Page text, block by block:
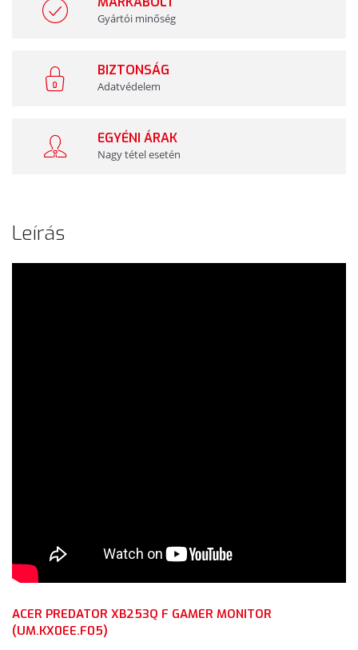
Gyártói minőség
BIZTONSÁG
Adatvédelem
EGYÉNI ÁRAK
Nagy tétel esetén
Leírás
ACER PREDATOR XB253Q F GAMER MONITOR
(UM.KX0EE.F05)